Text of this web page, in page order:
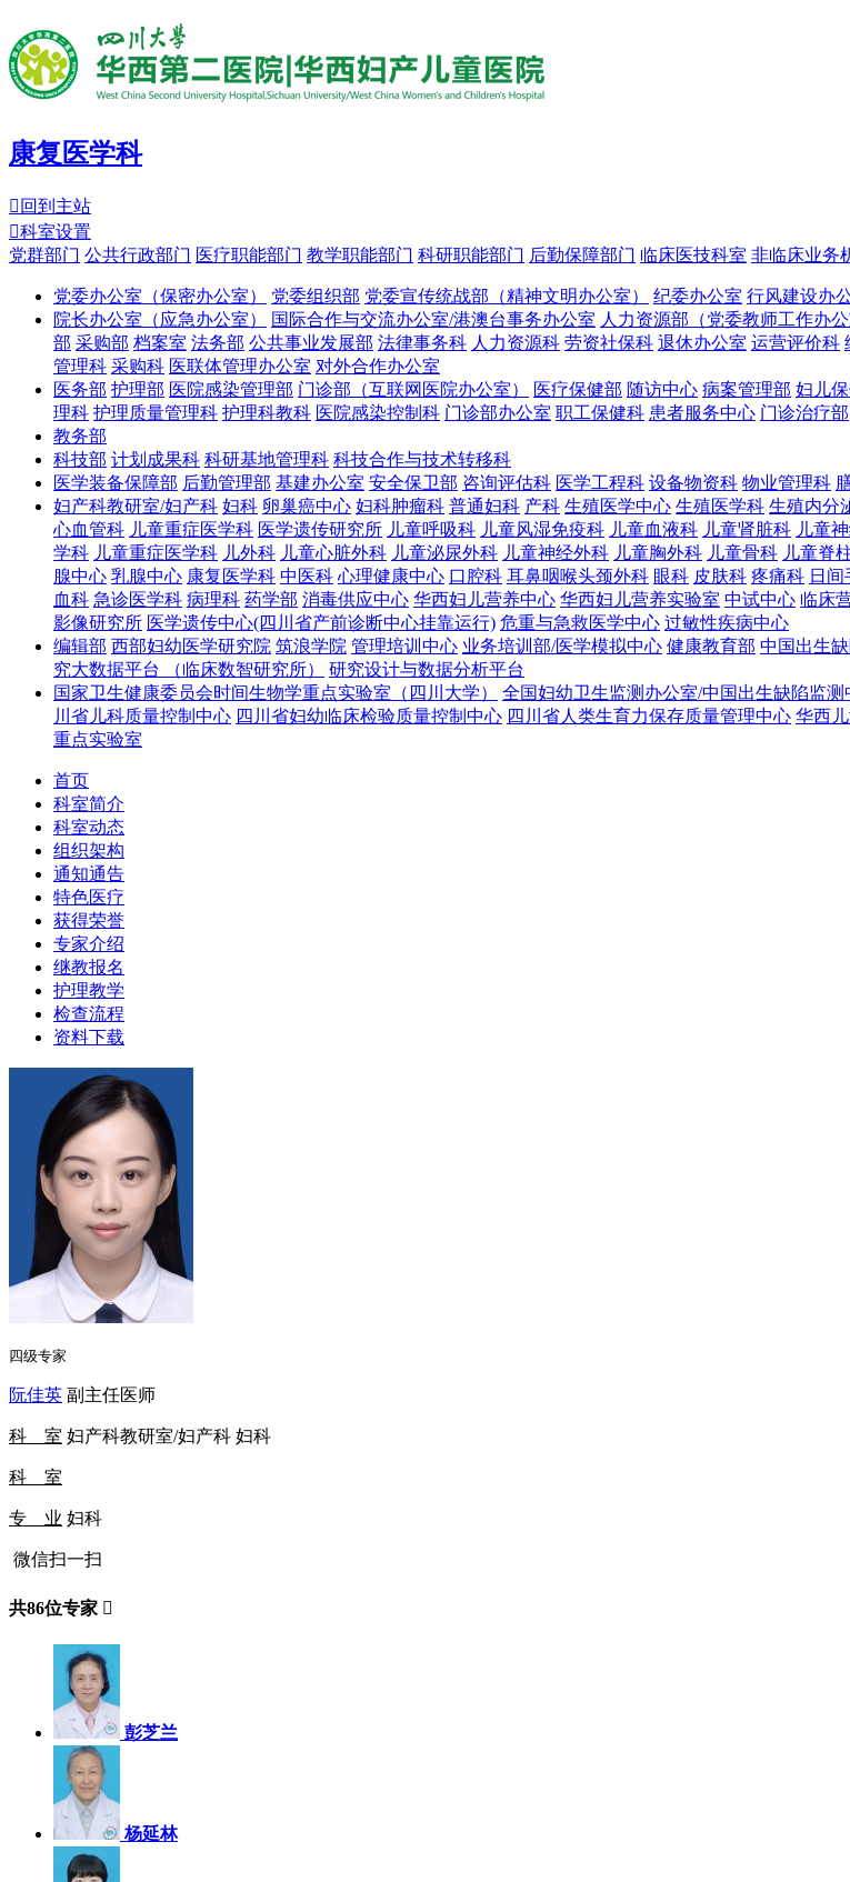
康复医学科
 回到主站
科室设置
党群部门 公共行政部门 医疗职能部门 教学职能部门 科研职能部门 后勤保障部门 临床医技科室 非临床业务
党委办公室（保密办公室） 党委组织部 党委宣传统战部（精神文明办公室） 纪委办公室 行风建设办
院长办公室（应急办公室）
国际合作与交流办公室/港澳台事务办公室 人力资源部（党委教师工作办
部 采购部 档案室 法务部 公共事业发展部 法律事务科 人力资源科 劳资社保科 退休办公室 运营评价科
管理科 采购科 医联体管理办公室 对外合作办公室
医务部 护理部 医院感染管理部 门诊部（互联网医院办公室） 医疗保健部 随访中心 病案管理部 妇儿
理科 护理质量管理科 护理科教科 医院感染控制科 门诊部办公室 职工保健科 患者服务中心 门诊治疗部
教务部
科技部 计划成果科 科研基地管理科 科技合作与技术转移科
医学装备保障部 后勤管理部 基建办公室 安全保卫部 咨询评估科 医学工程科 设备物资科 物业管理科
妇产科教研室/妇产科 妇科 卵巢癌中心 妇科肿瘤科 普通妇科 产科 生殖医学中心 生殖医学科 生殖内分
心血管科 儿童重症医学科 医学遗传研究所 儿童呼吸科 儿童风湿免疫科 儿童血液科 儿童肾脏科 儿童
学科 儿童重症医学科 儿外科 儿童心脏外科 儿童泌尿外科 儿童神经外科 儿童胸外科 儿童骨科 儿童脊
腺中心 乳腺中心 康复医学科 中医科 心理健康中心 口腔科 耳鼻咽喉头颈外科 眼科 皮肤科 疼痛科 日间
血科 急诊医学科 病理科 药学部 消毒供应中心 华西妇儿营养中心 华西妇儿营养实验室 中试中心 临床
影像研究所 医学遗传中心(四川省产前诊断中心挂靠运行) 危重与急救医学中心 过敏性疾病中心
编辑部 西部妇幼医学研究院 筑浪学院 管理培训中心 业务培训部/医学模拟中心 健康教育部 中国出生
究大数据平台 （临床数智研究所）
研究设计与数据分析平台
国家卫生健康委员会时间生物学重点实验室（四川大学）
全国妇幼卫生监测办公室/中国出生缺陷监测
川省儿科质量控制中心 四川省妇幼临床检验质量控制中心 四川省人类生育力保存质量管理中心 华西
重点实验室
首页
科室简介
科室动态
组织架构
通知通告
特色医疗
获得荣誉
专家介绍
继教报名
护理教学
检查流程
资料下载
四级专家
阮佳英 副主任医师
科 室 妇产科教研室/妇产科 妇科
科 室
专 业 妇科
微信扫一扫
共86位专家 
彭芝兰
杨延林